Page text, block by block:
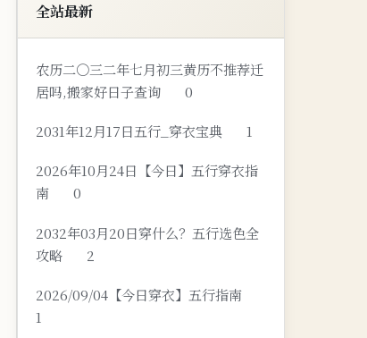
全站最新
农历二〇三二年七月初三黄历不推荐迁
居吗,搬家好日子查询
0
2031年12月17日五行_穿衣宝典 1
2026年10月24日【今日】五行穿衣指
南
0
2032年03月20日穿什么？五行选色全
攻略
2
2026/09/04【今日穿衣】五行指南
1